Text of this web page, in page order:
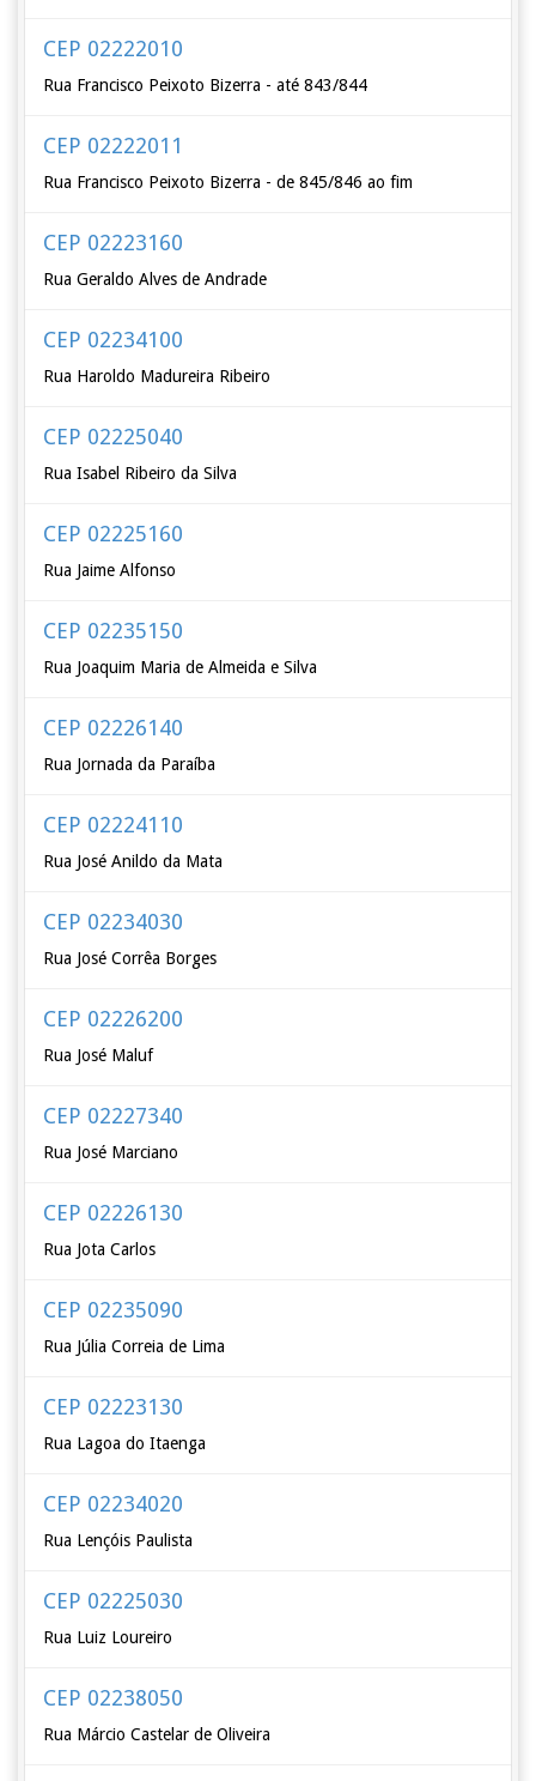
CEP 02222010
Rua Francisco Peixoto Bizerra - até 843/844
CEP 02222011
Rua Francisco Peixoto Bizerra - de 845/846 ao fim
CEP 02223160
Rua Geraldo Alves de Andrade
CEP 02234100
Rua Haroldo Madureira Ribeiro
CEP 02225040
Rua Isabel Ribeiro da Silva
CEP 02225160
Rua Jaime Alfonso
CEP 02235150
Rua Joaquim Maria de Almeida e Silva
CEP 02226140
Rua Jornada da Paraíba
CEP 02224110
Rua José Anildo da Mata
CEP 02234030
Rua José Corrêa Borges
CEP 02226200
Rua José Maluf
CEP 02227340
Rua José Marciano
CEP 02226130
Rua Jota Carlos
CEP 02235090
Rua Júlia Correia de Lima
CEP 02223130
Rua Lagoa do Itaenga
CEP 02234020
Rua Lençóis Paulista
CEP 02225030
Rua Luiz Loureiro
CEP 02238050
Rua Márcio Castelar de Oliveira